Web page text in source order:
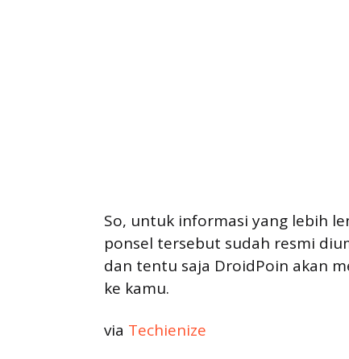
So, untuk informasi yang lebih
ponsel tersebut sudah resmi
dan tentu saja DroidPoin akan
ke kamu.
via Techienize